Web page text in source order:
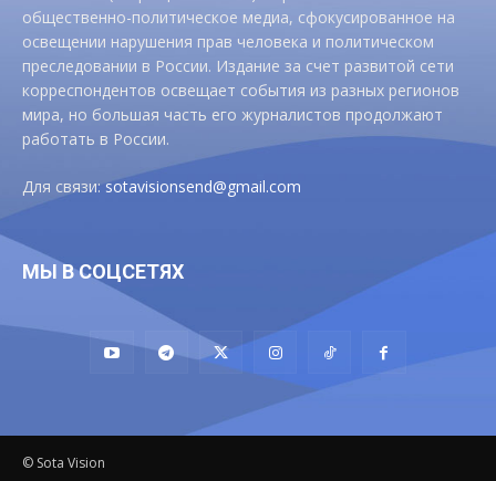
общественно-политическое медиа, сфокусированное на
освещении нарушения прав человека и политическом
преследовании в России. Издание за счет развитой сети
корреспондентов освещает события из разных регионов
мира, но большая часть его журналистов продолжают
работать в России.
Для связи:sotavisionsend@gmail.com
МЫ В СОЦСЕТЯХ
© Sota Vision